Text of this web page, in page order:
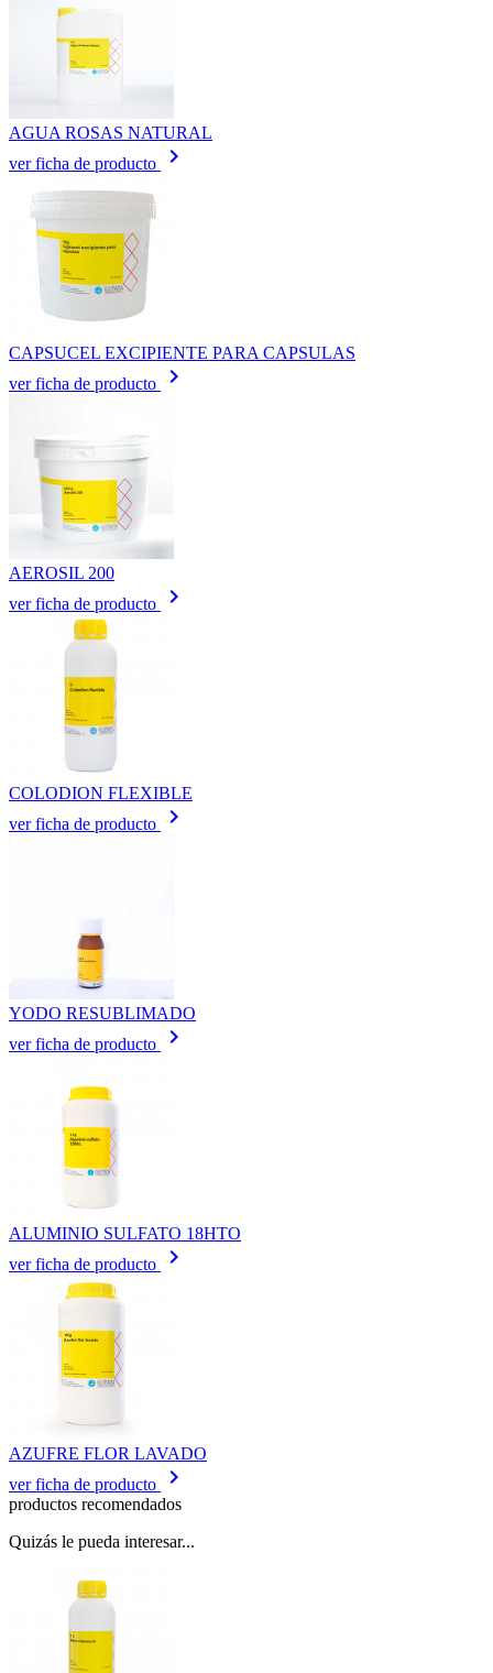
AGUA ROSAS NATURAL
ver ficha de producto
keyboard_arrow_right
CAPSUCEL EXCIPIENTE PARA CAPSULAS
ver ficha de producto
keyboard_arrow_right
AEROSIL 200
ver ficha de producto
keyboard_arrow_right
COLODION FLEXIBLE
ver ficha de producto
keyboard_arrow_right
YODO RESUBLIMADO
ver ficha de producto
keyboard_arrow_right
ALUMINIO SULFATO 18HTO
ver ficha de producto
keyboard_arrow_right
AZUFRE FLOR LAVADO
ver ficha de producto
keyboard_arrow_right
productos recomendados
Quizás le pueda interesar...